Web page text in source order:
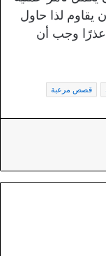
يقاوم لذا حاول
عذرًا وجب أن
قصص مرعبة